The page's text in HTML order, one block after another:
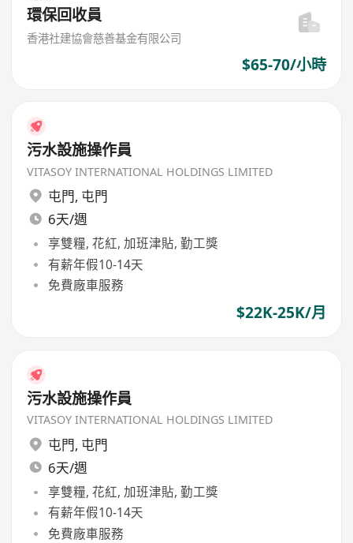
環保回收員
香港社建協會慈善基金有限公司
$65-70/小時
污水設施操作員
VITASOY INTERNATIONAL HOLDINGS LIMITED
屯門, 屯門
6天/週
享雙糧, 花紅, 加班津貼, 勤工獎
有薪年假10-14天
免費廠車服務
$22K-25K/月
污水設施操作員
VITASOY INTERNATIONAL HOLDINGS LIMITED
屯門, 屯門
6天/週
享雙糧, 花紅, 加班津貼, 勤工獎
有薪年假10-14天
免費廠車服務